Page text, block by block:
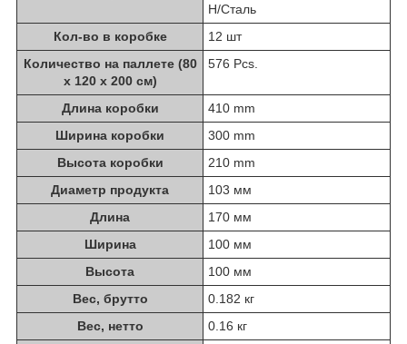
Н/Сталь
Кол-во в коробке
12 шт
Количество на паллете (80
х 120 х 200 см)
576 Pcs.
Длина коробки
410 mm
Ширина коробки
300 mm
Высота коробки
210 mm
Диаметр продукта
103 мм
Длина
170 мм
Ширина
100 мм
Высота
100 мм
Вес, брутто
0.182 кг
Вес, нетто
0.16 кг